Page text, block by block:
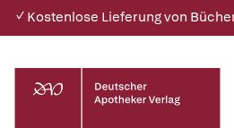
✓ Kostenlose Lieferung von